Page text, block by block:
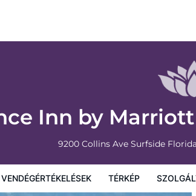
Inn by
9200 Collins Ave Surfside Florida
VENDÉGÉRTÉKELÉSEK TÉRKÉP
Beach Surfside